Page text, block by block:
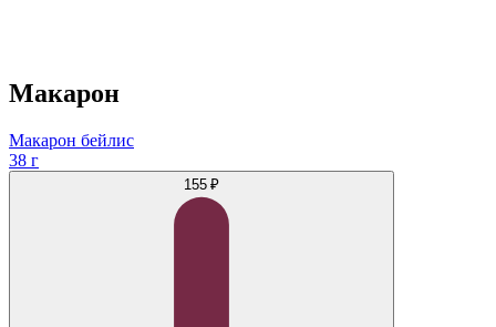
Макарон
Макарон бейлис
38 г
155 ₽